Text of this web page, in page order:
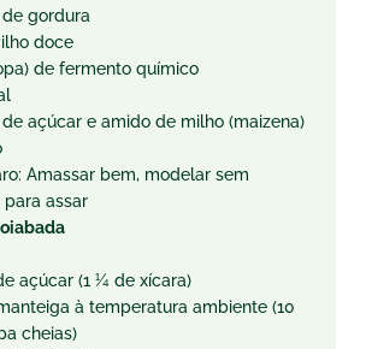
de gordura
doce
de fermento químico
de açúcar e amido de milho (maizena)
Amassar bem, modelar sem
assar
açúcar (1 ¼ de xícara)
à temperatura ambiente (10
cheias)